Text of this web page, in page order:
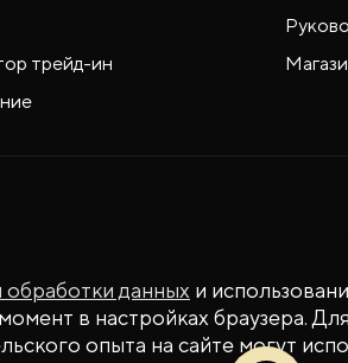
трейд-ин
обработки данных и
в настройках браузера.
опыта на сайте могут